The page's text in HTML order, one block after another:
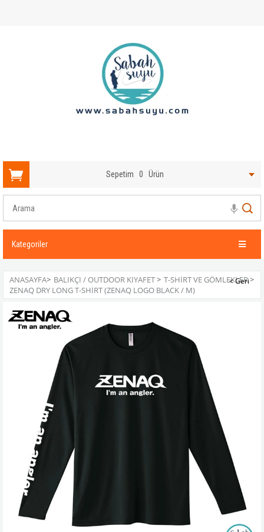
Sepetim 0 Ürün
Kategoriler
ANASAYFA> BALIKÇI / OUTDOOR KIYAFET> T-SHIRT VE GÖMLEKLER>
ZENAQ DRY LONG T-SHIRT (ZENAQ LOGO BLACK / M)